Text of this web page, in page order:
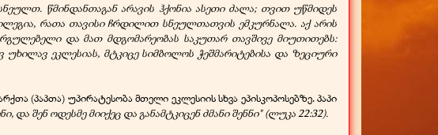
წმინდანთაგან არავის ჰქონია ასეთი ძალა; თვით უწმიდეს
რათა თავისი ჩრდილით სნეულთათვის ემკურნალა. აქ არის
და მათ მდგომარეობას საკუთარ თავშივე მიუთითებს:
ეკლესიას, მტკიცე სიმბოლოს ჭეშმარიტებისა და ზეციური
(პაპთა) უპირატესობა მთელი ეკლესიის სხვა ეპისკოპოსებზე. პაპი
და შენ ოდესმე მიიქეც და განამტკიცენ ძმანი შენნი" (ლუკა 22:32).